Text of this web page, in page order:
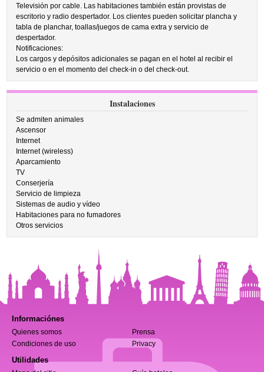
Televisión por cable. Las habitaciones también están provistas de
escritorio y radio despertador. Los clientes pueden solicitar plancha y
tabla de planchar, toallas/juegos de cama extra y servicio de
despertador.
Notificaciones:
Los cargos y depósitos adicionales se pagan en el hotel al recibir el
servicio o en el momento del check-in o del check-out.
Instalaciones
Se admiten animales
Ascensor
Internet
Internet (wireless)
Aparcamiento
TV
Conserjería
Servicio de limpieza
Sistemas de audio y vídeo
Habitaciones para no fumadores
Otros servicios
Informaciónes
Quienes somos
Prensa
Condiciones de uso
Privacy
Utilidades